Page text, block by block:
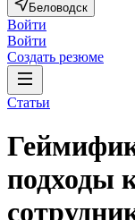
Беловодск
Войти
Войти
Создать резюме
Статьи
подходы